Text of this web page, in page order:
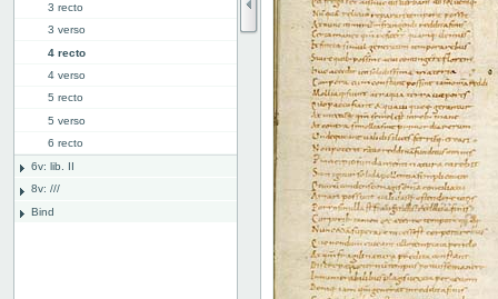
3 recto
3 verso
4 recto
4 verso
5 recto
5 verso
6 recto
6v: lib. II
8v: ///
Bind